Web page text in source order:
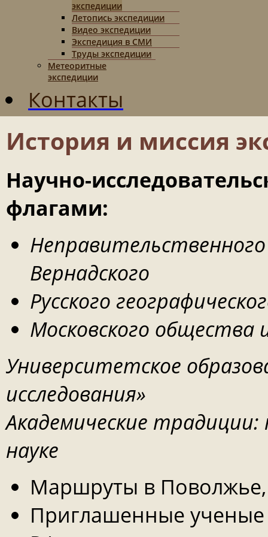
экспедиции
Летопись экспедиции
Видео экспедиции
Экспедиция в СМИ
Труды экспедиции
Метеоритные
экспедиции
Контакты
История и миссия
Научно-
флагами:
Вернадского
Русского
Московского
Университетское
исследования»
Академические
науке
Маршруты в
Приглашенные ученые